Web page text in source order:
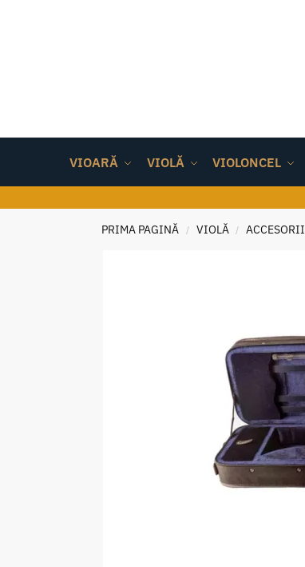
VIOARĂ VIOLĂ VIOLONCEL
PRIMA PAGINĂ / VIOLĂ / ACCESORII